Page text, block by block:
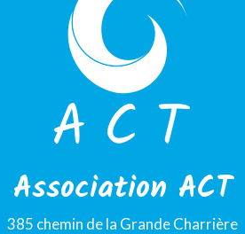
Association ACT
385 chemin de la Grande Charrière